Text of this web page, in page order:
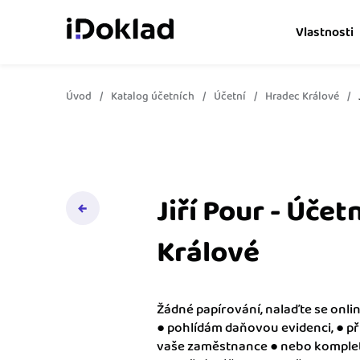
Vlastnosti
Online fakturace
obchodními kontakty.
Hlídání cashflow
Vyměňte počítání za
Spolupráce s účetní
Dejte účetní to, co
přístup k vašim
Úvod Katalog účetních Účetní Hradec Králové
Jiří Pour -
Králové
Žádné papírování, nalaďte se
● pohlídám daňovou evidenci, ●
vaše zaměstnance ● nebo